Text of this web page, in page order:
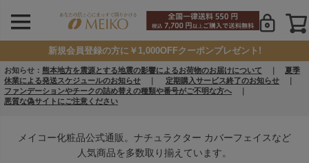
新規会員登録の方に￥1,000OFFクーポンプレゼント!
お知らせ： 熊本地方を震源とする地震の影響によるお荷物のお届けについて
夏季
休業による発送スケジュールのお知らせ
定期購入サービス終了のお知らせ
ファンデーションやチークの詰め替えの種類や番号がご不明な方へ
悪質な偽サイトにご注意ください
メイコー化粧品公式通販。ナチュラクター カバーフェイスなど
人気商品を多数取り揃えています。